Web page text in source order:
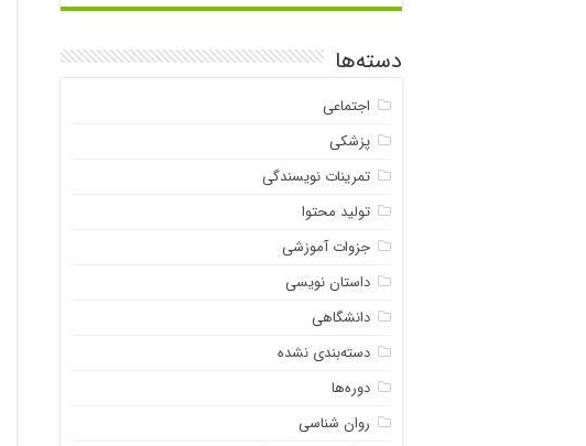
دسته‌ها
اجتماعی
پزشکی
تمرینات نویسندگی
تولید محتوا
جزوات آموزشی
داستان نویسی
دانشگاهی
دسته‌بندی نشده
دوره‌ها
روان شناسی